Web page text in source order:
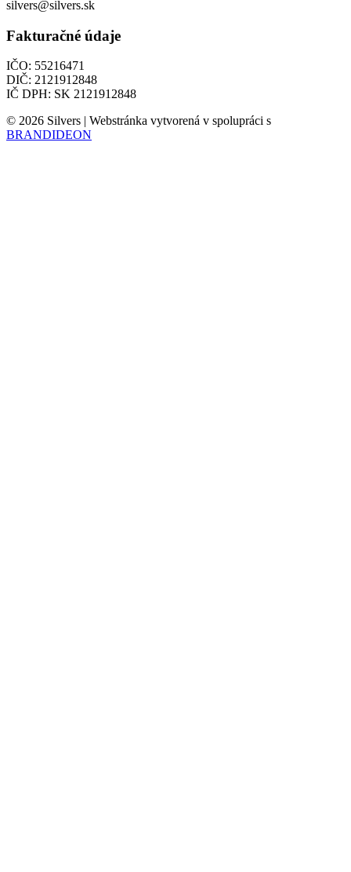
silvers@silvers.sk
Fakturačné údaje
IČO: 55216471
DIČ: 2121912848
IČ DPH: SK 2121912848
© 2026 Silvers | Webstránka vytvorená v spolupráci s
BRANDIDEON